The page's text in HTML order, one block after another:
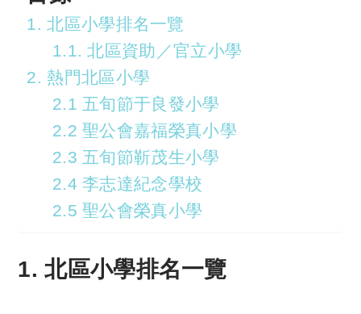
1. 北區小學排名一覽
1.1. 北區資助／官立小學
2. 熱門北區小學
2.1 五旬節于良發小學
2.2 聖公會嘉福榮真小學
2.3 五旬節靳茂生小學
2.4 李志達紀念學校
2.5 聖公會榮真小學
1. 北區小學排名一覽